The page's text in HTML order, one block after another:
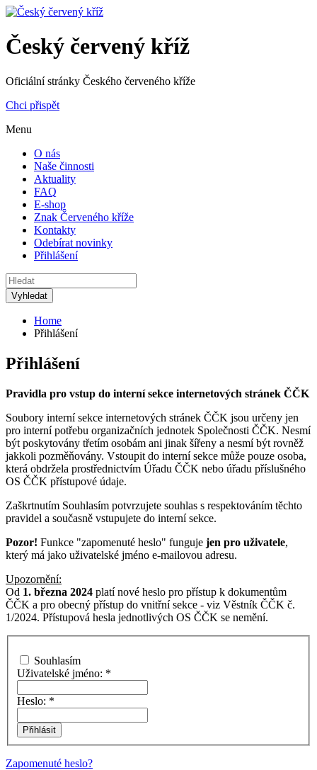
Český červený kříž
Oficiální stránky Českého červeného kříže
Chci přispět
Menu
O nás
Naše činnosti
Aktuality
FAQ
E-shop
Znak Červeného kříže
Kontakty
Odebírat novinky
Přihlášení
Home
Přihlášení
Přihlášení
Pravidla pro vstup do interní sekce internetových stránek ČČK
Soubory interní sekce internetových stránek ČČK jsou určeny jen
pro interní potřebu organizačních jednotek Společnosti ČČK. Nesmí
být poskytovány třetím osobám ani jinak šířeny a nesmí být rovněž
jakkoli pozměňovány. Vstoupit do interní sekce může pouze osoba,
která obdržela prostřednictvím Úřadu ČČK nebo úřadu příslušného
OS ČČK přístupové údaje.
Zaškrtnutím Souhlasím potvrzujete souhlas s respektováním těchto
pravidel a současně vstupujete do interní sekce.
Pozor! Funkce "zapomenuté heslo" funguje jen pro uživatele,
který má jako uživatelské jméno e-mailovou adresu.
Upozornění:
Od 1. března 2024 platí nové heslo pro přístup k dokumentům
ČČK a pro obecný přístup do vnitřní sekce - viz Věstník ČČK č.
1/2024. Přístupová hesla jednotlivých OS ČČK se nemění.
Souhlasím
Uživatelské jméno: *
Heslo: *
Zapomenuté heslo?